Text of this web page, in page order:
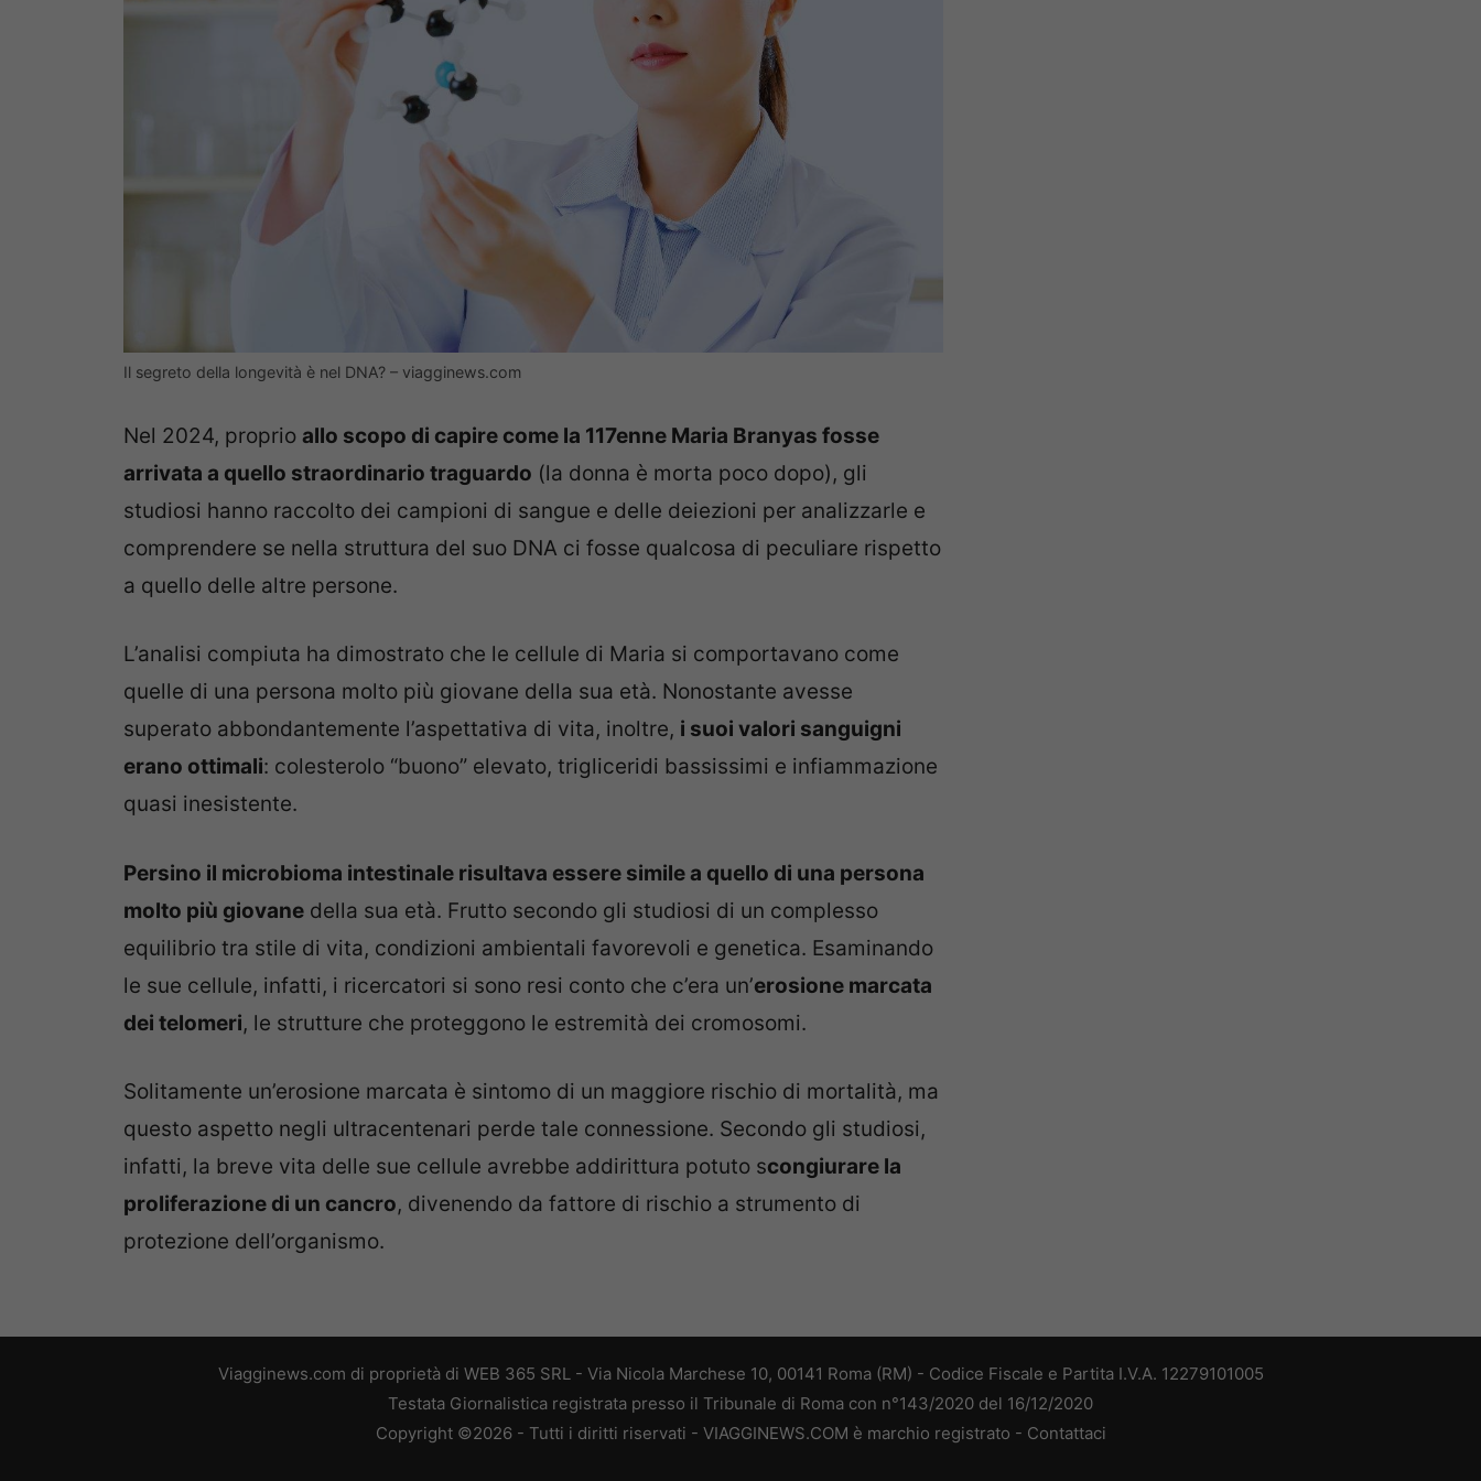
Il segreto della longevità è nel DNA? – viagginews.com
Nel 2024, proprio allo scopo di capire come la 117enne Maria Branyas fosse
arrivata a quello straordinario traguardo (la donna è morta poco dopo), gli
studiosi hanno raccolto dei campioni di sangue e delle deiezioni per analizzarle e
comprendere se nella struttura del suo DNA ci fosse qualcosa di peculiare rispetto
a quello delle altre persone.
L’analisi compiuta ha dimostrato che le cellule di Maria si comportavano come
quelle di una persona molto più giovane della sua età. Nonostante avesse
superato abbondantemente l’aspettativa di vita, inoltre, i suoi valori sanguigni
erano ottimali: colesterolo “buono” elevato, trigliceridi bassissimi e infiammazione
quasi inesistente.
Persino il microbioma intestinale risultava essere simile a quello di una persona
molto più giovane della sua età. Frutto secondo gli studiosi di un complesso
equilibrio tra stile di vita, condizioni ambientali favorevoli e genetica. Esaminando
le sue cellule, infatti, i ricercatori si sono resi conto che c’era un’erosione marcata
dei telomeri, le strutture che proteggono le estremità dei cromosomi.
Solitamente un’erosione marcata è sintomo di un maggiore rischio di mortalità, ma
questo aspetto negli ultracentenari perde tale connessione. Secondo gli studiosi,
infatti, la breve vita delle sue cellule avrebbe addirittura potuto scongiurare la
proliferazione di un cancro, divenendo da fattore di rischio a strumento di
protezione dell’organismo.
Viagginews.com di proprietà di WEB 365 SRL - Via Nicola Marchese 10, 00141 Roma (RM) - Codice Fiscale e Partita I.V.A. 12279101005
Testata Giornalistica registrata presso il Tribunale di Roma con n°143/2020 del 16/12/2020
Copyright ©2026 - Tutti i diritti riservati - VIAGGINEWS.COM è marchio registrato - Contattaci